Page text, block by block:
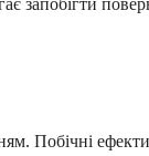
запобігти
Побічні